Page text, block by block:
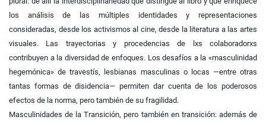
los análisis de las múltiples identidades y representaciones
consideradas, desde los activismos al cine, desde la literatura a las artes
visuales. Las trayectorias y procedencias de lxs colaboradorxs
contribuyen a la diversidad de enfoques. Los desafíos a la «masculinidad
hegemónica» de travestís, lesbianas masculinas o locas —entre otras
tantas formas de disidencia— permiten dar cuenta de los poderosos
efectos de la norma, pero también de su fragilidad.
Masculinidades de la Transición, pero también en transición: además de